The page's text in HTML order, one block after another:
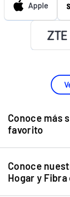
Apple
Conoce más
favorito
Chip Entel
Apple iPhone 11
Apple iPhone 12
Conoce
Hogar y